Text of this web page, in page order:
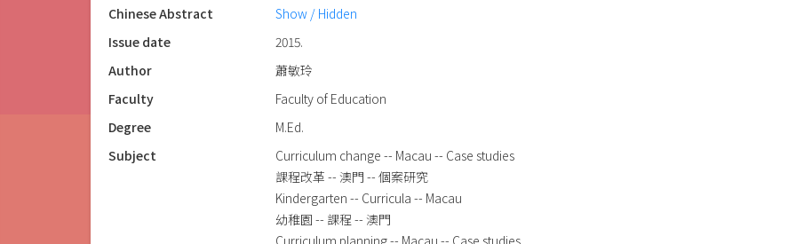
Chinese Abstract
Show / Hidden
Issue date
2015.
Author
蕭敏玲
Faculty
Faculty of Education
Degree
M.Ed.
Subject
Curriculum change -- Macau -- Case studies
課程改革 -- 澳門 -- 個案研究
Kindergarten -- Curricula -- Macau
幼稚園 -- 課程 -- 澳門